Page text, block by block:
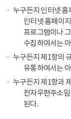
누구든지 인터넷 홈
인터넷 홈페이
프로그램이나
수집하여서는
누구든지 제1항의
유통하여서는
누구든지 제1항과
전자우편주소
된다.